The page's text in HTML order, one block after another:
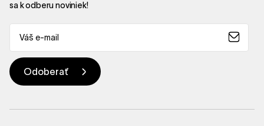
sa k odberu noviniek!